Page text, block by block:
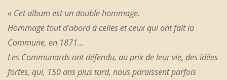
« Cet album est un double hommage.
Hommage tout d’abord à celles et ceux qui ont fait la
Commune, en 1871…
Les Communards ont défendu, au prix de leur vie, des idées
fortes, qui, 150 ans plus tard, nous paraissent parfois